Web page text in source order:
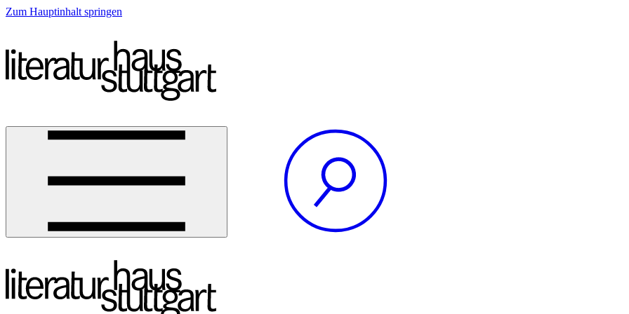
Zum Hauptinhalt springen